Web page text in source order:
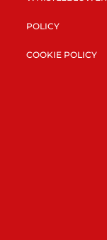
POLICY
COOKIE POLICY